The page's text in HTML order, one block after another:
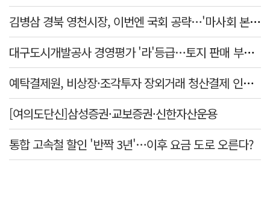
김병삼 경북 영천시장, 이번엔 국회 공략…'마사회 본사 이전·광역교통망 확충' 요청
대구도시개발공사 경영평가 '라'등급…토지 판매 부진에 1년 만에 두 단계 '뚝'
예탁결제원, 비상장·조각투자 장외거래 청산결제 인프라 구축 착수…연내 가동
[여의도단신]삼성증권·교보증권·신한자산운용
통합 고속철 할인 '반짝 3년'…이후 요금 도로 오른다?